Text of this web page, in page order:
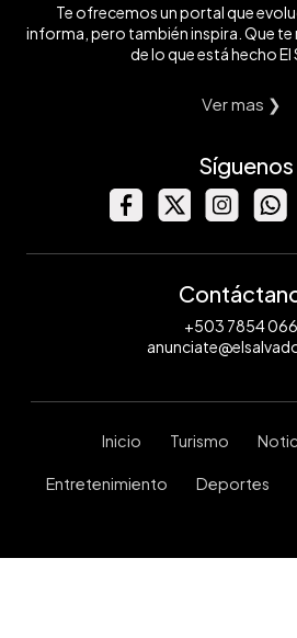
Te ofrecemos un portal que
informa, pero también inspira. Que
de lo que está hecho El
Ver mas ❯
Síguenos
+503 7854
Inicio Turismo
Entretenimiento Deportes